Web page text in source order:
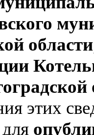
области
этих